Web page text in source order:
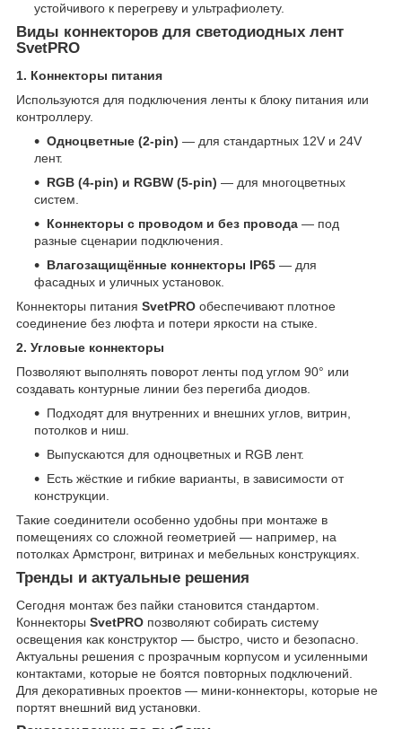
устойчивого к перегреву и ультрафиолету.
Виды коннекторов для светодиодных лент
SvetPRO
1. Коннекторы питания
Используются для подключения ленты к блоку питания или
контроллеру.
Одноцветные (2-pin) — для стандартных 12V и 24V
лент.
RGB (4-pin) и RGBW (5-pin) — для многоцветных
систем.
Коннекторы с проводом и без провода — под
разные сценарии подключения.
Влагозащищённые коннекторы IP65 — для
фасадных и уличных установок.
Коннекторы питания SvetPRO обеспечивают плотное
соединение без люфта и потери яркости на стыке.
2. Угловые коннекторы
Позволяют выполнять поворот ленты под углом 90° или
создавать контурные линии без перегиба диодов.
Подходят для внутренних и внешних углов, витрин,
потолков и ниш.
Выпускаются для одноцветных и RGB лент.
Есть жёсткие и гибкие варианты, в зависимости от
конструкции.
Такие соединители особенно удобны при монтаже в
помещениях со сложной геометрией — например, на
потолках Армстронг, витринах и мебельных конструкциях.
Тренды и актуальные решения
Сегодня монтаж без пайки становится стандартом.
Коннекторы SvetPRO позволяют собирать систему
освещения как конструктор — быстро, чисто и безопасно.
Актуальны решения с прозрачным корпусом и усиленными
контактами, которые не боятся повторных подключений.
Для декоративных проектов — мини-коннекторы, которые не
портят внешний вид установки.